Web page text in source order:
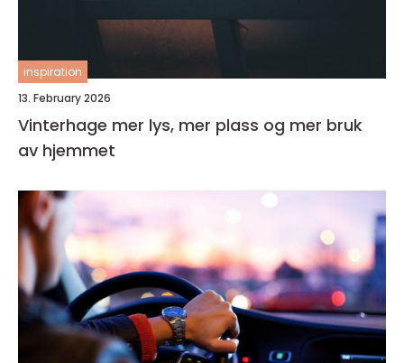
inspiration
13. February 2026
Vinterhage mer lys, mer plass og mer bruk
av hjemmet